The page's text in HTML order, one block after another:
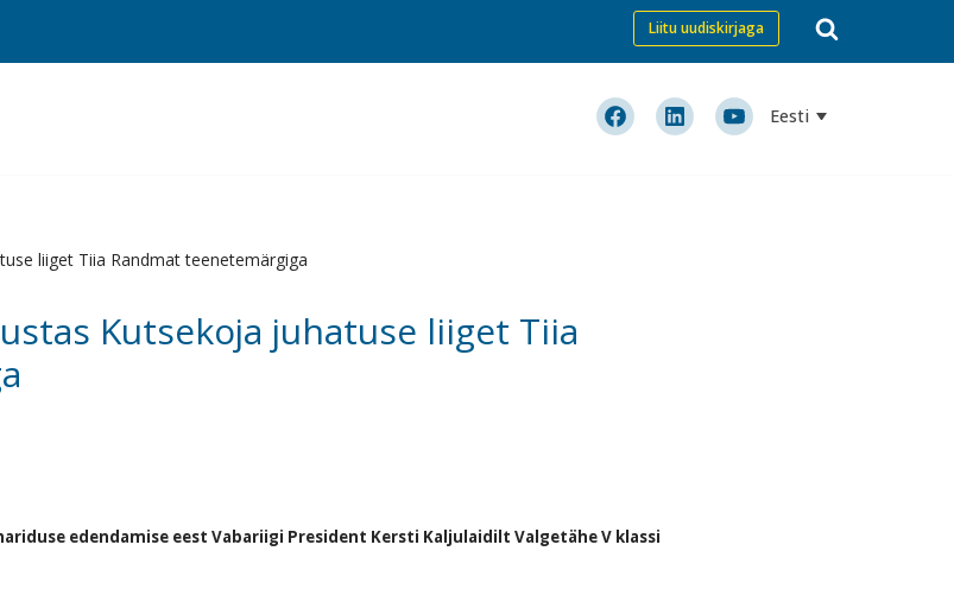
Liitu uudiskirjaga
Eesti
liiget Tiia Randmat teenetemärgiga
Kutsekoja juhatuse liiget Tiia
edendamise eest Vabariigi President Kersti Kaljulaidilt Valgetähe V klassi